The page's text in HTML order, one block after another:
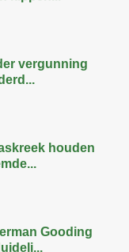
vergunning
houden
Gooding